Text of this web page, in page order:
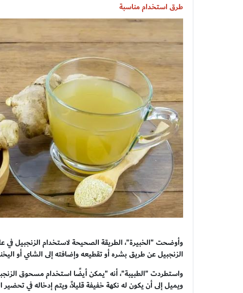
طرق استخدام مناسبة
وأوضحت "الخبيرة"، الطريقة الصحيحة لاستخدام الزنجبيل
الزنجبيل عن طريق بشره أو تقطيعه وإضافته إلى الشاي أو
واستطردت "الطبيبة"، أنه "يمكن أيضًا استخدام مسحوق
ويميل إلى أن يكون له نكهة خفيفة قليلاً، ويتم إدخاله في تحضير